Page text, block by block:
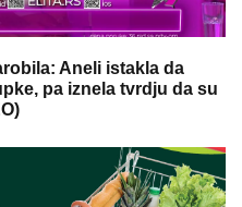
Aneli istakla da
pa iznela tvrdju da su